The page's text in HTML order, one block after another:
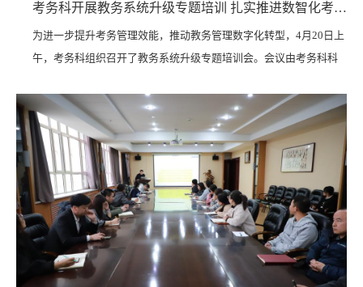
考务科开展教务系统升级专题培训 扎实推进数智化考务管理
为进一步提升考务管理效能，推动教务管理数字化转型，4月20日上
午，考务科组织召开了教务系统升级专题培训会。会议由考务科科
冯洁强调了在当前教育信息化背景下，深入推进数智化办公的重要
意义。学校加快教务系统升级应用、全面推行无纸化办公和线上申
请审批流程，是提升工作效率、规范管理行为、实现过程可追溯的
关键举措。全体考务人员要主动适应技术变革，熟练掌...